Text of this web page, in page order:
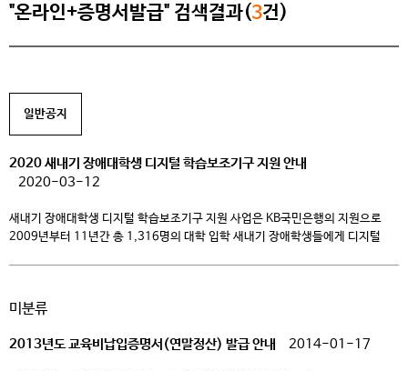
"온라인+증명서발급" 검색결과(3건)
일반공지
2020 새내기 장애대학생 디지털 학습보조기구 지원 안내
2020-03-12
새내기 장애대학생 디지털 학습보조기구 지원 사업은 KB국민은행의 지원으로
2009년부터 11년간 총 1,316명의 대학 입학 새내기 장애학생들에게 디지털
및 일반대학교에 입학한 등록장애 대학생(신입생) ※ 지원 제외 –
미분류
2013년도 교육비납입증명서(연말정산) 발급 안내 2014-01-17